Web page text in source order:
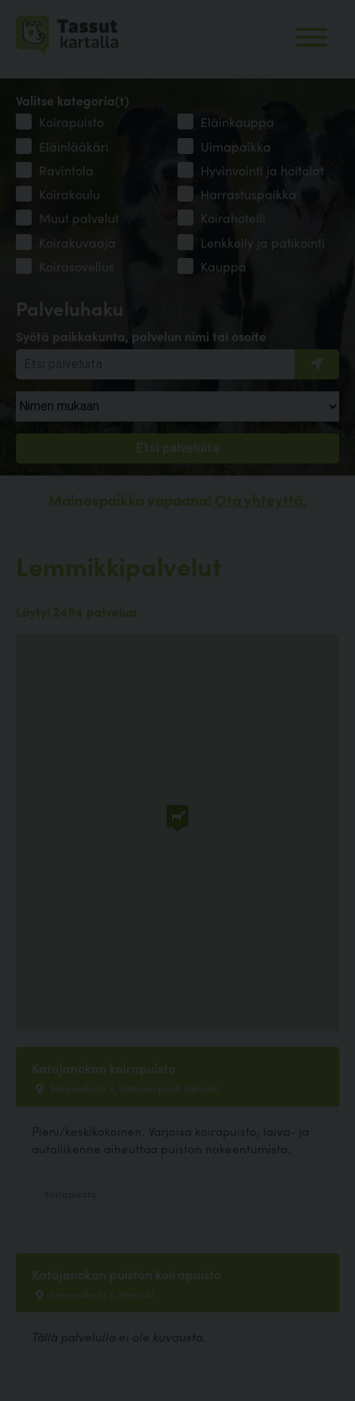
Palveluhaku
Syötä paikkakunta, palvelun nimi tai osoite
Valitse kategoria(t)
Koirapuisto
Eläinkauppa
Eläinlääkäri
Uimapaikka
Ravintola
Hyvinvointi ja hoitolat
Koirakoulu
Harrastuspaikka
Muut palvelut
Koirahotelli
Koirakuvaaja
Lenkkeily ja patikointi
Koirasovellus
Kauppa
Mainospaikka vapaana! Ota yhteyttä.
Lemmikkipalvelut
Löytyi 2494 palvelua
Katajanokan koirapuisto
Satamakatu 3, läntinen puoli, Helsinki
Pieni/keskikokoinen. Varjoisa koirapuisto, laiva- ja
autoliikenne aiheuttaa puiston nokeentumista.
Katajanokan puiston koirapuisto
Satamakatu 3, Helsinki
Tällä palvelulla ei ole kuvausta.